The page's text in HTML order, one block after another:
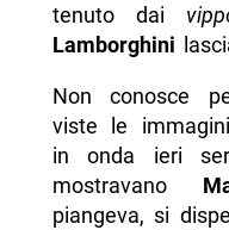
tenuto dai
Lamborghini
Non conosce
viste le
in onda ieri
mostravano
piangeva, si